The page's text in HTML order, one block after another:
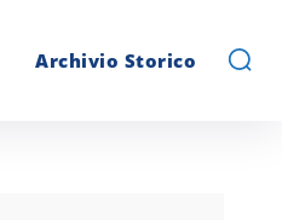
Archivio Storico